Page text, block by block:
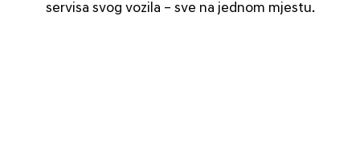
servisa svog vozila – sve na jednom mjestu.